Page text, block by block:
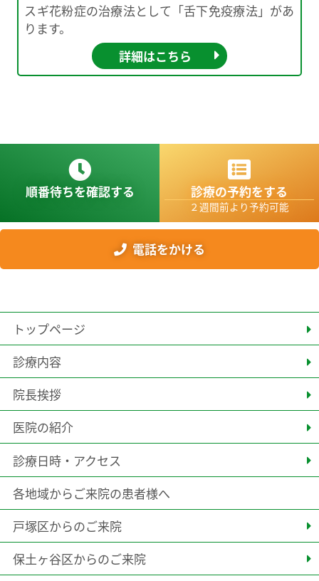
スギ花粉症の治療法として「舌下免疫療法」があ
ります。
詳細はこちら
順番待ちを確認する 診療の予約をする
２週間前より予約可能
電話をかける
トップページ
診療内容
院長挨拶
医院の紹介
診療日時・アクセス
各地域からご来院の患者様へ
戸塚区からのご来院
保土ヶ谷区からのご来院